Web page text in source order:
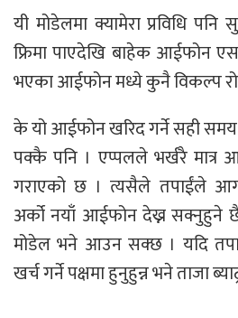
यी मोडेलमा क्यामेरा प्रविधि
फ्रिमा पाएदेखि बाहेक आईफोन
भएका आईफोन मध्ये कुनै विकल्प
के यो आईफोन खरिद गर्ने सही समय
पक्कै पनि । एप्पलले भर्खरै मात्र
गराएको छ । त्यसैले तपाईंले
अर्को नयाँ आईफोन देख्न सक्नुहुने
मोडेल भने आउन सक्छ । यदि
खर्च गर्ने पक्षमा हुनुहुन्न भने ताजा